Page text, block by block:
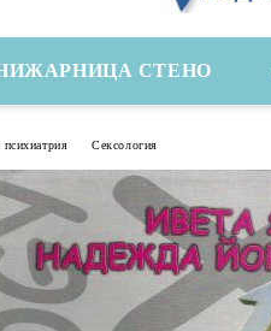
СТЕНО
Сексология